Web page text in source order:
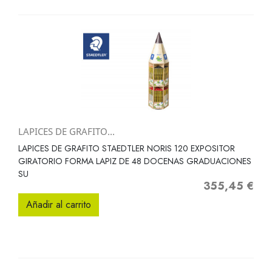
LAPICES DE GRAFITO...
LAPICES DE GRAFITO STAEDTLER NORIS 120 EXPOSITOR
GIRATORIO FORMA LAPIZ DE 48 DOCENAS GRADUACIONES
SU
Precio
355,45 €
Añadir al carrito